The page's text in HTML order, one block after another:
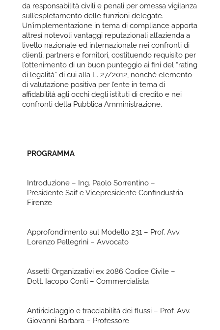
da responsabilità civili e penali per omessa vigilanza
sull’espletamento delle funzioni delegate.
Un’implementazione in tema di compliance apporta
altresì notevoli vantaggi reputazionali all’azienda a
livello nazionale ed internazionale nei confronti di
clienti, partners e fornitori, costituendo requisito per
l’ottenimento di un buon punteggio ai fini del “rating
di legalità” di cui alla L. 27/2012, nonché elemento
di valutazione positiva per l’ente in tema di
affidabilità agli occhi degli istituti di credito e nei
confronti della Pubblica Amministrazione.
PROGRAMMA
Introduzione – Ing. Paolo Sorrentino –
Presidente Saif e Vicepresidente Confindustria
Firenze
Approfondimento sul Modello 231 – Prof. Avv.
Lorenzo Pellegrini – Avvocato
Assetti Organizzativi ex 2086 Codice Civile –
Dott. Iacopo Conti – Commercialista
Antiriciclaggio e tracciabilità dei flussi – Prof. Avv.
Giovanni Barbara – Professore